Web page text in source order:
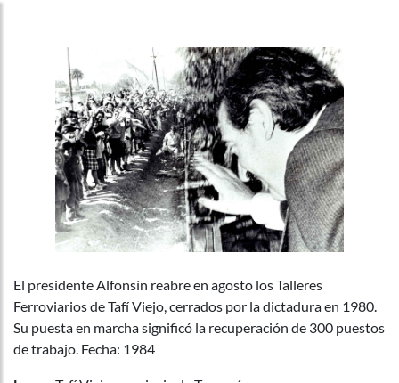
El presidente Alfonsín reabre en agosto los Talleres
Ferroviarios de Tafí Viejo, cerrados por la dictadura en 1980.
Su puesta en marcha significó la recuperación de 300 puestos
de trabajo. Fecha: 1984